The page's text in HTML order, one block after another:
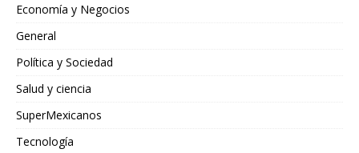
Economía y Negocios
General
Política y Sociedad
Salud y ciencia
SuperMexicanos
Tecnología